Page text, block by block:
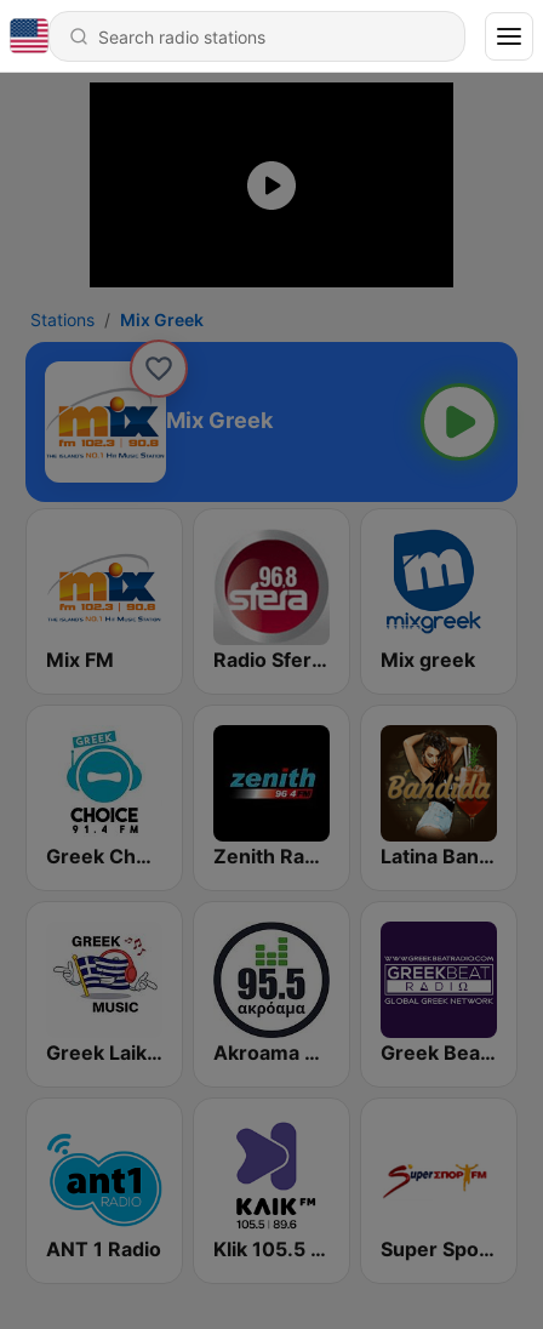
Stations Mix Greek
Mix Greek
Mix FM Radio Sfera 96.8 FM Mix greek
Greek Choice FM Zenith Radio Latina Bandida!
Greek Laika Nonstop Radio Akroama 95.5 Greek Music Greek Beat Radio (GreekBeat)
ANT 1 Radio Klik 105.5 FM Super Sport FM